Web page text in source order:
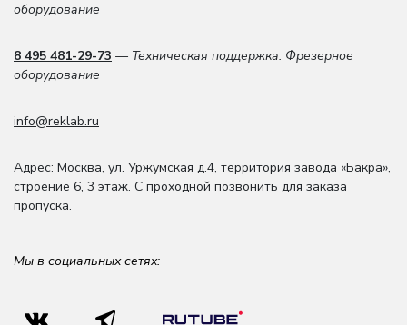
оборудование
8 495 481-29-73 — Техническая поддержка. Фрезерное
оборудование
info@reklab.ru
Адрес: Москва, ул. Уржумская д.4, территория завода «Бакра»,
строение 6, 3 этаж. С проходной позвонить для заказа
пропуска.
Мы в социальных сетях: